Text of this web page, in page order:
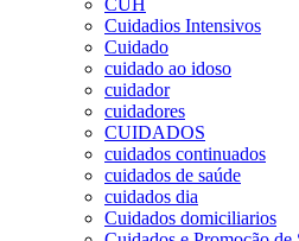
Cuidadios Intensivos
Cuidado
cuidado ao idoso
cuidador
cuidadores
CUIDADOS
cuidados continuados
cuidados de saúde
cuidados dia
Cuidados domiciliarios